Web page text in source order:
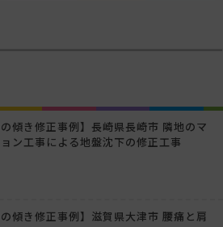
の傾き修正事例】長崎県長崎市 隣地のマ
ン工事による地盤沈下の修正工事
の傾き修正事例】滋賀県大津市 腰痛と肩